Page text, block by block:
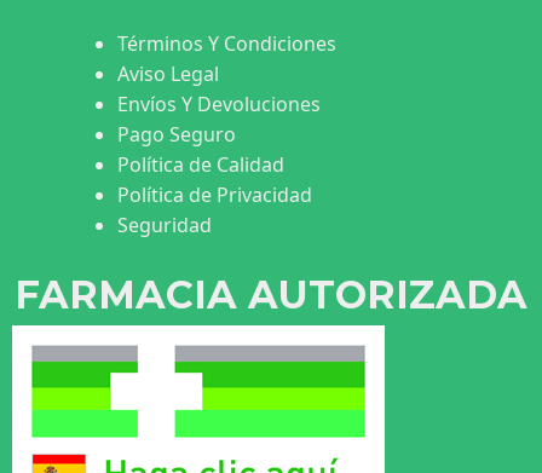
Términos Y Condiciones
Aviso Legal
Envíos Y Devoluciones
Pago Seguro
Política de Calidad
Política de Privacidad
Seguridad
FARMACIA AUTORIZADA